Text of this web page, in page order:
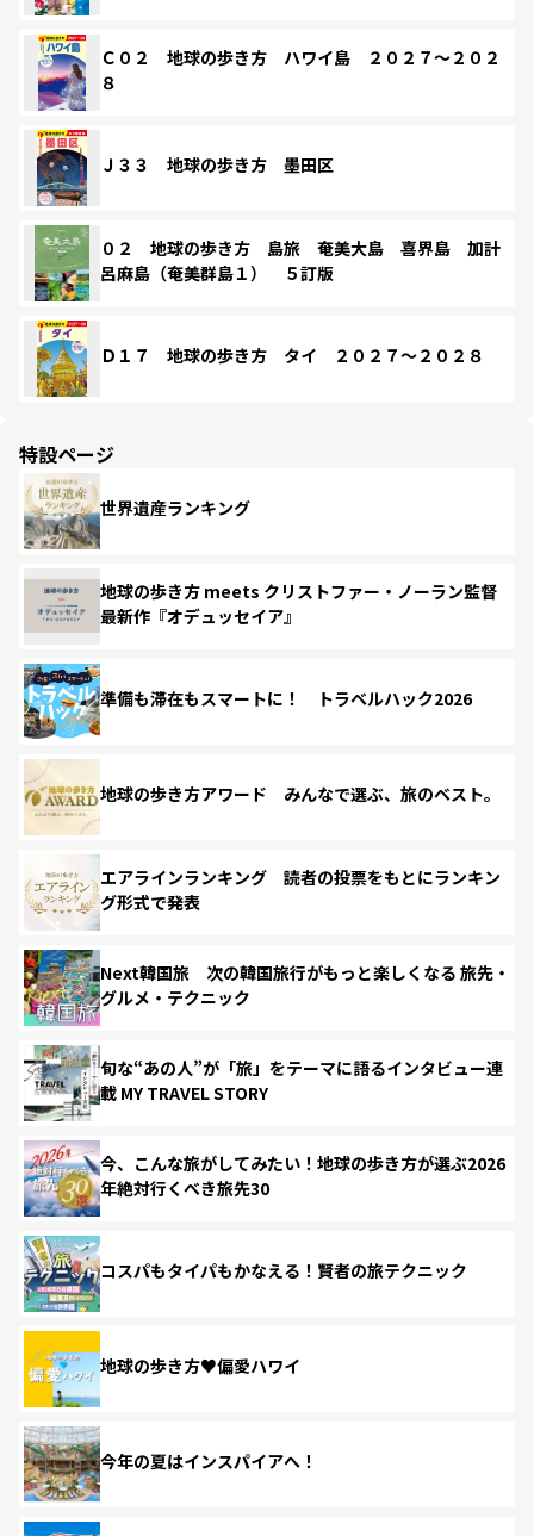
Ｃ０２ 地球の歩き方 ハワイ島 ２０２７～２０２
８
Ｊ３３ 地球の歩き方 墨田区
０２ 地球の歩き方 島旅 奄美大島 喜界島 加計
呂麻島（奄美群島１） ５訂版
Ｄ１７ 地球の歩き方 タイ ２０２７～２０２８
特設ページ
世界遺産ランキング
地球の歩き方 meets クリストファー・ノーラン監督
最新作『オデュッセイア』
準備も滞在もスマートに！ トラベルハック2026
地球の歩き方アワード みんなで選ぶ、旅のベスト。
エアラインランキング 読者の投票をもとにランキン
グ形式で発表
Next韓国旅 次の韓国旅行がもっと楽しくなる 旅先・
グルメ・テクニック
旬な“あの人”が「旅」をテーマに語るインタビュー連
載 MY TRAVEL STORY
今、こんな旅がしてみたい！地球の歩き方が選ぶ2026
年絶対行くべき旅先30
コスパもタイパもかなえる！賢者の旅テクニック
地球の歩き方♥偏愛ハワイ
今年の夏はインスパイアへ！